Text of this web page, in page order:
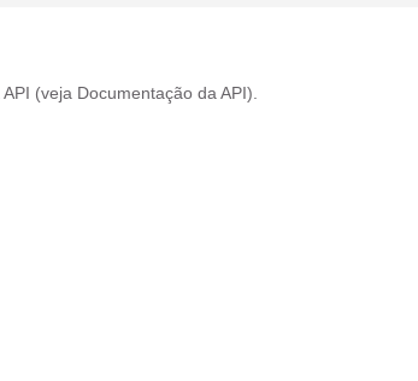
API (veja Documentação da API ).